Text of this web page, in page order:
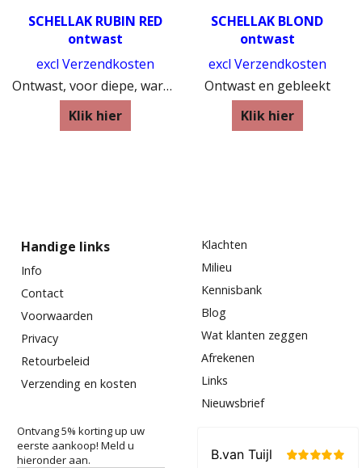
SCHELLAK RUBIN RED
ontwast
excl Verzendkosten
Ontwast, voor diepe, warme glans
Klik hier
SCHELLAK BLOND
ontwast
excl Verzendkosten
Ontwast en gebleekt
Klik hier
Handige links
Info
Contact
Voorwaarden
Privacy
Retourbeleid
Verzending en kosten
Klachten
Milieu
Kennisbank
Blog
Wat klanten zeggen
Afrekenen
Links
Nieuwsbrief
Ontvang 5% korting up uw
eerste aankoop! Meld u
hieronder aan.